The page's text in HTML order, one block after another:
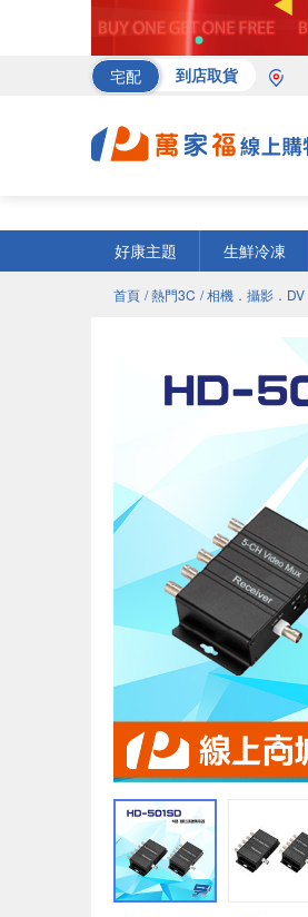
宅配 到店取貨
好康主題
生鮮冷凍
首頁 / 熱門3C / 相機．攝影．DV